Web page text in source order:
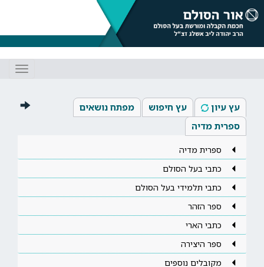
עץ עיון עץ חיפוש
מפתח נושאים
ספרית מדיה
ספרית מדיה
כתבי בעל הסולם
כתבי תלמידי בעל הסולם
ספר הזהר
כתבי הארי
ספר היצירה
מקובלים נוספים